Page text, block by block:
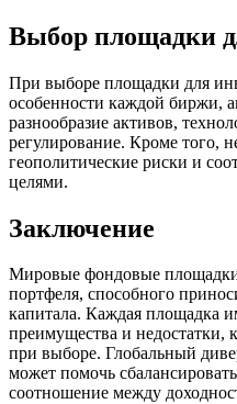
Выбор площадки
При выборе площадки для
особенности каждой биржи,
разнообразие активов,
регулирование. Кроме того,
геополитические риски и
целями.
Заключение
Мировые фондовые
портфеля, способного
капитала. Каждая площадка
преимущества и недостатки,
при выборе. Глобальный
может помочь
соотношение между